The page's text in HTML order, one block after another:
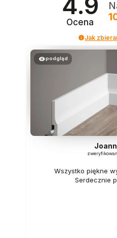
Ocena
Jak
podgląd
Wszystko piękne
Serdecznie